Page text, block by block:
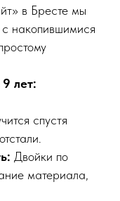
в Бресте мы
накопившимися
лет:
спустя
Двойки по
материала,